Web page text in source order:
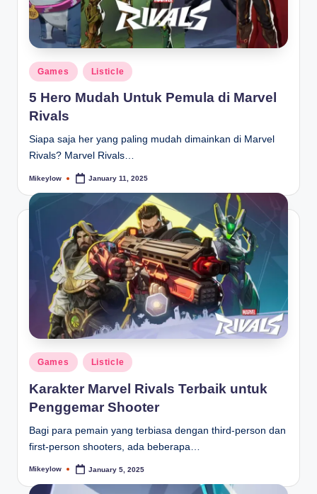
Posted
in
Games Listicle
5 Hero Mudah Untuk Pemula di Marvel
Rivals
Siapa saja her yang paling mudah dimainkan di Marvel
Rivals? Marvel Rivals…
Posted
Mikeylow January 11, 2025
Posted
in
Games Listicle
Karakter Marvel Rivals Terbaik untuk
Penggemar Shooter
Bagi para pemain yang terbiasa dengan third-person dan
first-person shooters, ada beberapa…
Posted
Mikeylow January 5, 2025